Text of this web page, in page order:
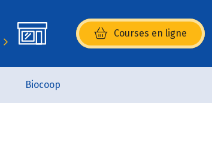
Courses en ligne
(s’ouvre dans une nouvelle
Biocoop